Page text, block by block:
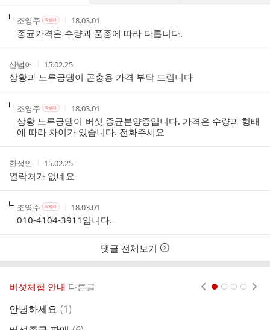
스
작
성
자
조영주 작
성
자
본
여
부
작
성
자
작
성
시
간
18.03.01
종균가격은 수량과 품종에 따라 다릅니다.
작
성
자
산넘어
작
성
시
간
15.02.25
상황과 노루궁뎅이 곤충용 가격 부탁 드림니다
작
성
자
조영주 작
성
자
본
인
부
작
자
작
성
시
간
18.03.01
상황 노루궁뎅이 버섯 종균분양중입니다. 가격은 수량과 형태
에 따라 차이가 있습니다. 전화주세요
작
성
자
한정인
작
성
시
간
15.02.25
열락처가 없네요
작
성
자
조영주 작
성
자
본
부
작
자
작
성
시
간
18.03.01
010-4104-3911입니다.
댓글 전체보기
버섯체험 안내 다른글
안녕하세요 댓
(1)